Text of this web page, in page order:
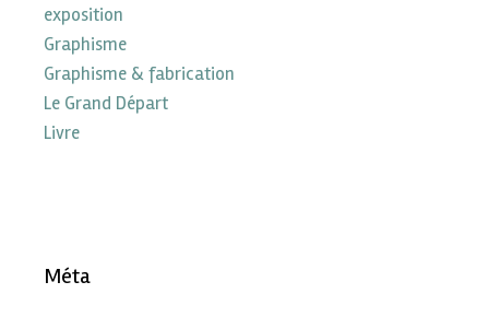
exposition
Graphisme
Graphisme & fabrication
Le Grand Départ
Livre
Méta